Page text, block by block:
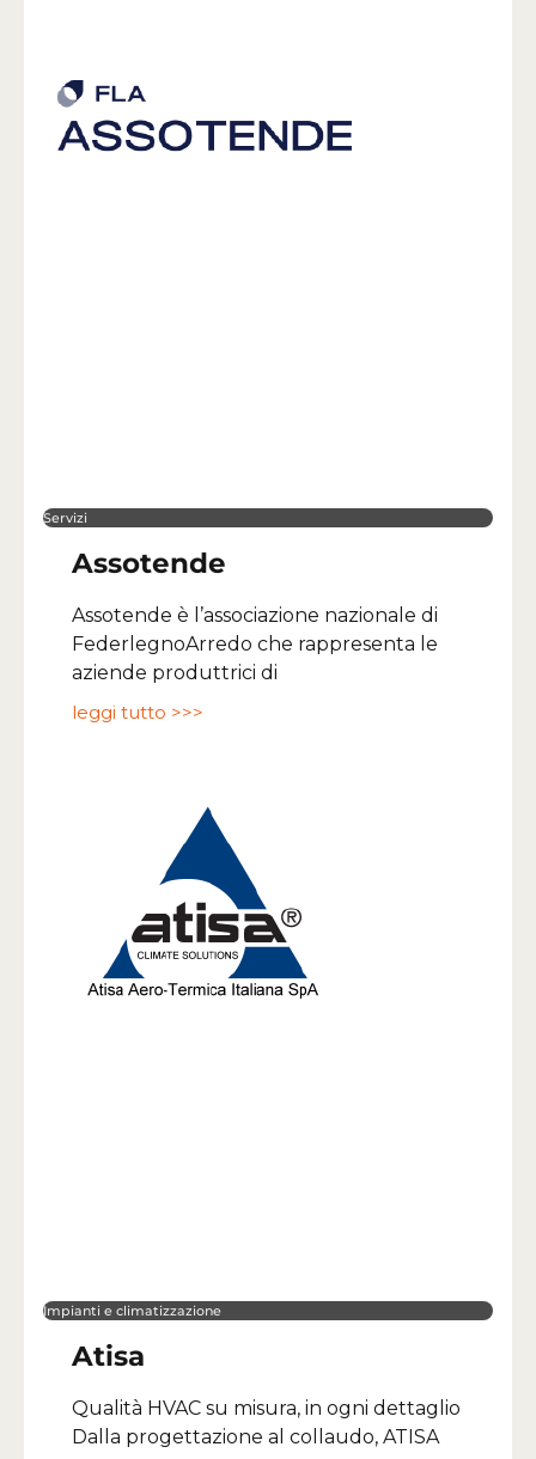
Servizi
Assotende
Assotende è l’associazione nazionale di
FederlegnoArredo che rappresenta le
aziende produttrici di
leggi tutto >>>
Impianti e climatizzazione
Atisa
Qualità HVAC su misura, in ogni dettaglio
Dalla progettazione al collaudo, ATISA